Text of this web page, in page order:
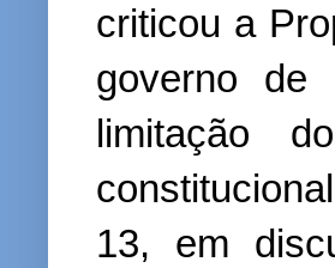
criticou a
governo
limitação
13, em